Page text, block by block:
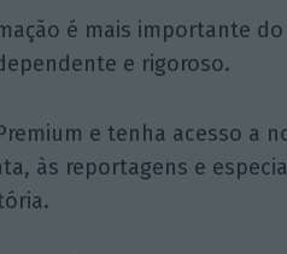
é mais importante
e rigoroso.
e tenha acesso a
às reportagens e